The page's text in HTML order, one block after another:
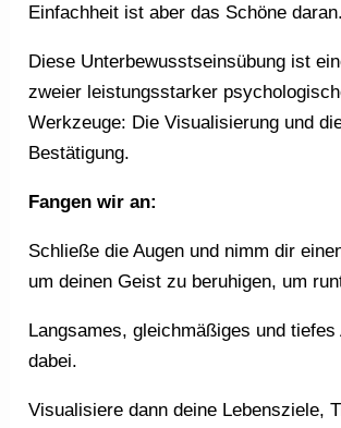
Einfachheit ist aber das Schöne daran.
Diese Unterbewusstseinsübung ist
zweier leistungsstarker
Werkzeuge: Die Visualisierung und
Bestätigung.
Fangen wir an:
Schließe die Augen und nimm dir
um deinen Geist zu beruhigen, um
Langsames, gleichmäßiges und
dabei.
Visualisiere dann deine Lebensziele,